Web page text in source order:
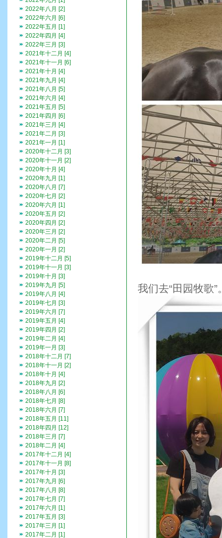
我们去“田园牧歌”
2022年八月 [2]
2022年六月 [6]
2022年五月 [1]
2022年四月 [4]
2022年三月 [3]
2021年十二月 [4]
2021年十一月 [6]
2021年十月 [4]
2021年九月 [4]
2021年八月 [5]
2021年六月 [4]
2021年五月 [5]
2021年四月 [6]
2021年三月 [4]
2021年二月 [3]
2021年一月 [1]
2020年十二月 [3]
2020年十一月 [2]
2020年十月 [4]
2020年九月 [1]
2020年八月 [7]
2020年七月 [2]
2020年六月 [1]
2020年五月 [2]
2020年四月 [2]
2020年三月 [2]
2020年二月 [5]
2020年一月 [2]
2019年十二月 [5]
2019年十一月 [3]
2019年十月 [3]
2019年九月 [5]
2019年八月 [4]
2019年七月 [3]
2019年六月 [7]
2019年五月 [4]
2019年四月 [2]
2019年二月 [4]
2019年一月 [3]
2018年十二月 [7]
2018年十一月 [2]
2018年十月 [4]
2018年九月 [2]
2018年八月 [6]
2018年七月 [8]
2018年六月 [7]
2018年五月 [11]
2018年四月 [12]
2018年三月 [7]
2018年二月 [4]
2017年十二月 [4]
2017年十一月 [8]
2017年十月 [3]
2017年九月 [6]
2017年八月 [8]
2017年七月 [7]
2017年六月 [1]
2017年五月 [3]
2017年三月 [1]
2017年二月 [1]